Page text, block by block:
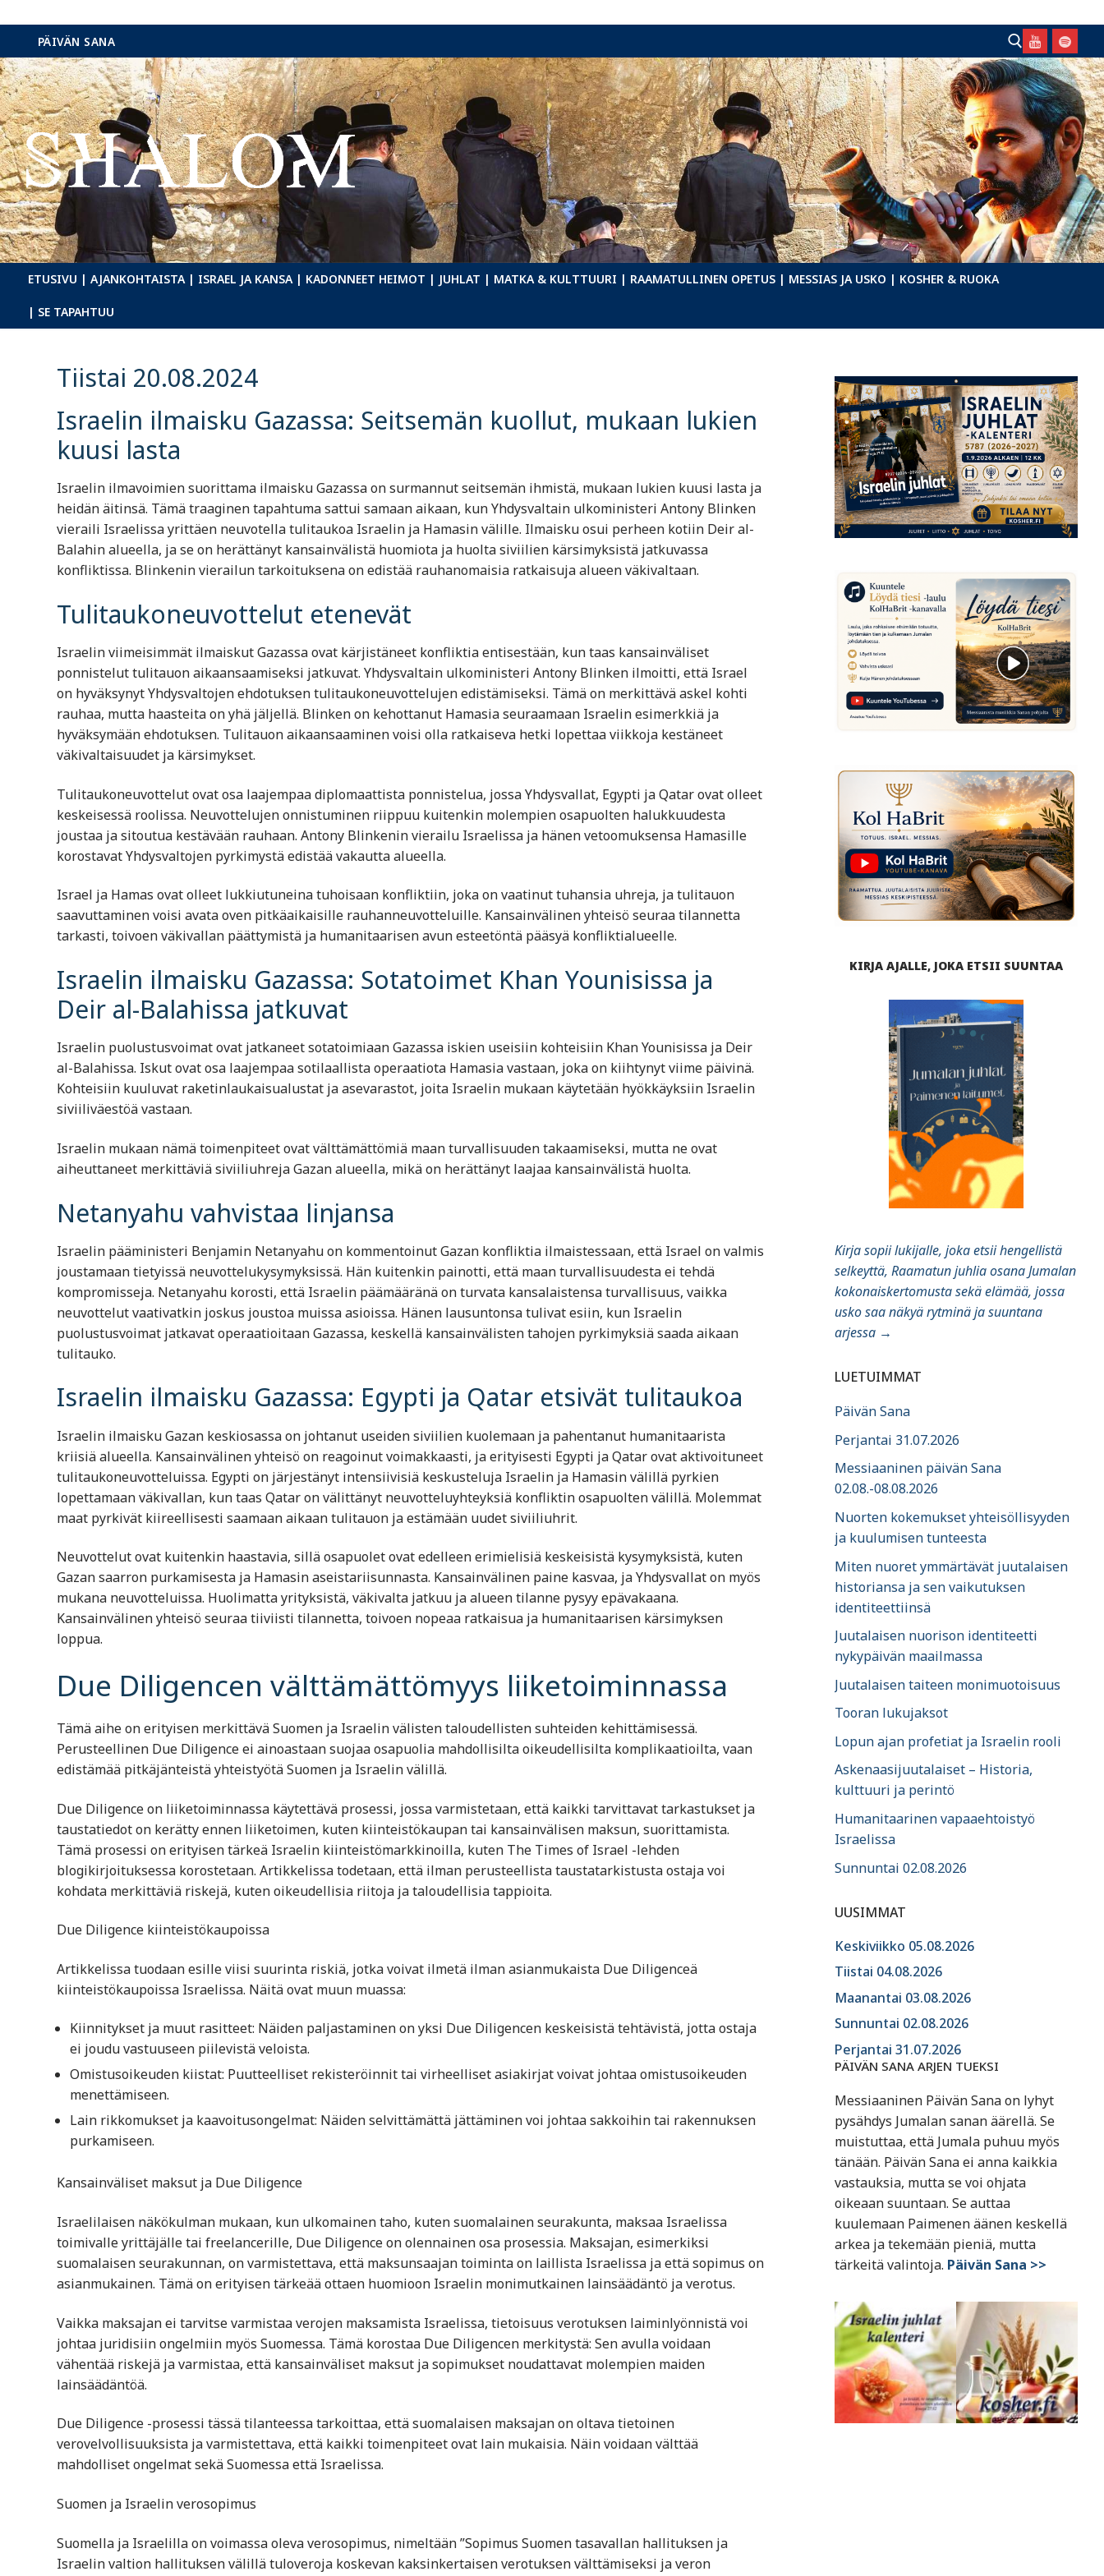
Hyppää
sisältöön
PÄIVÄN SANA
Hae:
ETUSIVU | AJANKOHTAISTA | ISRAEL JA KANSA | KADONNEET HEIMOT | JUHLAT | MATKA & KULTTUURI | RAAMATULLINEN OPETUS | MESSIAS JA USKO | KOSHER & RUOKA
| SE TAPAHTUU
Tiistai 20.08.2024
Israelin ilmaisku Gazassa: Seitsemän kuollut, mukaan lukien
kuusi lasta
Israelin ilmavoimien suorittama ilmaisku Gazassa on surmannut seitsemän ihmistä, mukaan lukien kuusi lasta ja
heidän äitinsä. Tämä traaginen tapahtuma sattui samaan aikaan, kun Yhdysvaltain ulkoministeri Antony Blinken
vieraili Israelissa yrittäen neuvotella tulitaukoa Israelin ja Hamasin välille. Ilmaisku osui perheen kotiin Deir al-
Balahin alueella, ja se on herättänyt kansainvälistä huomiota ja huolta siviilien kärsimyksistä jatkuvassa
konfliktissa. Blinkenin vierailun tarkoituksena on edistää rauhanomaisia ratkaisuja alueen väkivaltaan.
Tulitaukoneuvottelut etenevät
Israelin viimeisimmät ilmaiskut Gazassa ovat kärjistäneet konfliktia entisestään, kun taas kansainväliset
ponnistelut tulitauon aikaansaamiseksi jatkuvat. Yhdysvaltain ulkoministeri Antony Blinken ilmoitti, että Israel
on hyväksynyt Yhdysvaltojen ehdotuksen tulitaukoneuvottelujen edistämiseksi. Tämä on merkittävä askel kohti
rauhaa, mutta haasteita on yhä jäljellä. Blinken on kehottanut Hamasia seuraamaan Israelin esimerkkiä ja
hyväksymään ehdotuksen. Tulitauon aikaansaaminen voisi olla ratkaiseva hetki lopettaa viikkoja kestäneet
väkivaltaisuudet ja kärsimykset.
Tulitaukoneuvottelut ovat osa laajempaa diplomaattista ponnistelua, jossa Yhdysvallat, Egypti ja Qatar ovat olleet
keskeisessä roolissa. Neuvottelujen onnistuminen riippuu kuitenkin molempien osapuolten halukkuudesta
joustaa ja sitoutua kestävään rauhaan. Antony Blinkenin vierailu Israelissa ja hänen vetoomuksensa Hamasille
korostavat Yhdysvaltojen pyrkimystä edistää vakautta alueella.
Israel ja Hamas ovat olleet lukkiutuneina tuhoisaan konfliktiin, joka on vaatinut tuhansia uhreja, ja tulitauon
saavuttaminen voisi avata oven pitkäaikaisille rauhanneuvotteluille. Kansainvälinen yhteisö seuraa tilannetta
tarkasti, toivoen väkivallan päättymistä ja humanitaarisen avun esteetöntä pääsyä konfliktialueelle.
Israelin ilmaisku Gazassa: Sotatoimet Khan Younisissa ja
Deir al-Balahissa jatkuvat
Israelin puolustusvoimat ovat jatkaneet sotatoimiaan Gazassa iskien useisiin kohteisiin Khan Younisissa ja Deir
al-Balahissa. Iskut ovat osa laajempaa sotilaallista operaatiota Hamasia vastaan, joka on kiihtynyt viime päivinä.
Kohteisiin kuuluvat raketinlaukaisualustat ja asevarastot, joita Israelin mukaan käytetään hyökkäyksiin Israelin
siviiliväestöä vastaan.
Israelin mukaan nämä toimenpiteet ovat välttämättömiä maan turvallisuuden takaamiseksi, mutta ne ovat
aiheuttaneet merkittäviä siviiliuhreja Gazan alueella, mikä on herättänyt laajaa kansainvälistä huolta.
Netanyahu vahvistaa linjansa
Israelin pääministeri Benjamin Netanyahu on kommentoinut Gazan konfliktia ilmaistessaan, että Israel on valmis
joustamaan tietyissä neuvottelukysymyksissä. Hän kuitenkin painotti, että maan turvallisuudesta ei tehdä
kompromisseja. Netanyahu korosti, että Israelin päämääränä on turvata kansalaistensa turvallisuus, vaikka
neuvottelut vaativatkin joskus joustoa muissa asioissa. Hänen lausuntonsa tulivat esiin, kun Israelin
puolustusvoimat jatkavat operaatioitaan Gazassa, keskellä kansainvälisten tahojen pyrkimyksiä saada aikaan
tulitauko.
Israelin ilmaisku Gazassa: Egypti ja Qatar etsivät tulitaukoa
Israelin ilmaisku Gazan keskiosassa on johtanut useiden siviilien kuolemaan ja pahentanut humanitaarista
kriisiä alueella. Kansainvälinen yhteisö on reagoinut voimakkaasti, ja erityisesti Egypti ja Qatar ovat aktivoituneet
tulitaukoneuvotteluissa. Egypti on järjestänyt intensiivisiä keskusteluja Israelin ja Hamasin välillä pyrkien
lopettamaan väkivallan, kun taas Qatar on välittänyt neuvotteluyhteyksiä konfliktin osapuolten välillä. Molemmat
maat pyrkivät kiireellisesti saamaan aikaan tulitauon ja estämään uudet siviiliuhrit.
Neuvottelut ovat kuitenkin haastavia, sillä osapuolet ovat edelleen erimielisiä keskeisistä kysymyksistä, kuten
Gazan saarron purkamisesta ja Hamasin aseistariisunnasta. Kansainvälinen paine kasvaa, ja Yhdysvallat on myös
mukana neuvotteluissa. Huolimatta yrityksistä, väkivalta jatkuu ja alueen tilanne pysyy epävakaana.
Kansainvälinen yhteisö seuraa tiiviisti tilannetta, toivoen nopeaa ratkaisua ja humanitaarisen kärsimyksen
loppua.
Due Diligencen välttämättömyys liiketoiminnassa
Tämä aihe on erityisen merkittävä Suomen ja Israelin välisten taloudellisten suhteiden kehittämisessä.
Perusteellinen Due Diligence ei ainoastaan suojaa osapuolia mahdollisilta oikeudellisilta komplikaatioilta, vaan
edistämää pitkäjänteistä yhteistyötä Suomen ja Israelin välillä.
Due Diligence on liiketoiminnassa käytettävä prosessi, jossa varmistetaan, että kaikki tarvittavat tarkastukset ja
taustatiedot on kerätty ennen liiketoimen, kuten kiinteistökaupan tai kansainvälisen maksun, suorittamista.
Tämä prosessi on erityisen tärkeä Israelin kiinteistömarkkinoilla, kuten The Times of Israel -lehden
blogikirjoituksessa korostetaan. Artikkelissa todetaan, että ilman perusteellista taustatarkistusta ostaja voi
kohdata merkittäviä riskejä, kuten oikeudellisia riitoja ja taloudellisia tappioita.
Due Diligence kiinteistökaupoissa
Artikkelissa tuodaan esille viisi suurinta riskiä, jotka voivat ilmetä ilman asianmukaista Due Diligenceä
kiinteistökaupoissa Israelissa. Näitä ovat muun muassa:
Kiinnitykset ja muut rasitteet: Näiden paljastaminen on yksi Due Diligencen keskeisistä tehtävistä, jotta ostaja
ei joudu vastuuseen piilevistä veloista.
Omistusoikeuden kiistat: Puutteelliset rekisteröinnit tai virheelliset asiakirjat voivat johtaa omistusoikeuden
menettämiseen.
Lain rikkomukset ja kaavoitusongelmat: Näiden selvittämättä jättäminen voi johtaa sakkoihin tai rakennuksen
purkamiseen.
Kansainväliset maksut ja Due Diligence
Israelilaisen näkökulman mukaan, kun ulkomainen taho, kuten suomalainen seurakunta, maksaa Israelissa
toimivalle yrittäjälle tai freelancerille, Due Diligence on olennainen osa prosessia. Maksajan, esimerkiksi
suomalaisen seurakunnan, on varmistettava, että maksunsaajan toiminta on laillista Israelissa ja että sopimus on
asianmukainen. Tämä on erityisen tärkeää ottaen huomioon Israelin monimutkainen lainsäädäntö ja verotus.
Vaikka maksajan ei tarvitse varmistaa verojen maksamista Israelissa, tietoisuus verotuksen laiminlyönnistä voi
johtaa juridisiin ongelmiin myös Suomessa. Tämä korostaa Due Diligencen merkitystä: Sen avulla voidaan
vähentää riskejä ja varmistaa, että kansainväliset maksut ja sopimukset noudattavat molempien maiden
lainsäädäntöä.
Due Diligence -prosessi tässä tilanteessa tarkoittaa, että suomalaisen maksajan on oltava tietoinen
verovelvollisuuksista ja varmistettava, että kaikki toimenpiteet ovat lain mukaisia. Näin voidaan välttää
mahdolliset ongelmat sekä Suomessa että Israelissa.
Suomen ja Israelin verosopimus
Suomella ja Israelilla on voimassa oleva verosopimus, nimeltään ”Sopimus Suomen tasavallan hallituksen ja
Israelin valtion hallituksen välillä tuloveroja koskevan kaksinkertaisen verotuksen välttämiseksi ja veron
KIRJA AJALLE, JOKA ETSII SUUNTAA
Kirja sopii lukijalle, joka etsii hengellistä
selkeyttä, Raamatun juhlia osana Jumalan
kokonaiskertomusta sekä elämää, jossa
usko saa näkyä rytminä ja suuntana
arjessa →
LUETUIMMAT
Päivän Sana
Perjantai 31.07.2026
Messiaaninen päivän Sana
02.08.-08.08.2026
Nuorten kokemukset yhteisöllisyyden
ja kuulumisen tunteesta
Miten nuoret ymmärtävät juutalaisen
historiansa ja sen vaikutuksen
identiteettiinsä
Juutalaisen nuorison identiteetti
nykypäivän maailmassa
Juutalaisen taiteen monimuotoisuus
Tooran lukujaksot
Lopun ajan profetiat ja Israelin rooli
Askenaasijuutalaiset – Historia,
kulttuuri ja perintö
Humanitaarinen vapaaehtoistyö
Israelissa
Sunnuntai 02.08.2026
UUSIMMAT
Keskiviikko 05.08.2026
Tiistai 04.08.2026
Maanantai 03.08.2026
Sunnuntai 02.08.2026
Perjantai 31.07.2026
PÄIVÄN SANA ARJEN TUEKSI
Messiaaninen Päivän Sana on lyhyt
pysähdys Jumalan sanan äärellä. Se
muistuttaa, että Jumala puhuu myös
tänään. Päivän Sana ei anna kaikkia
vastauksia, mutta se voi ohjata
oikeaan suuntaan. Se auttaa
kuulemaan Paimenen äänen keskellä
arkea ja tekemään pieniä, mutta
tärkeitä valintoja. Päivän Sana >>